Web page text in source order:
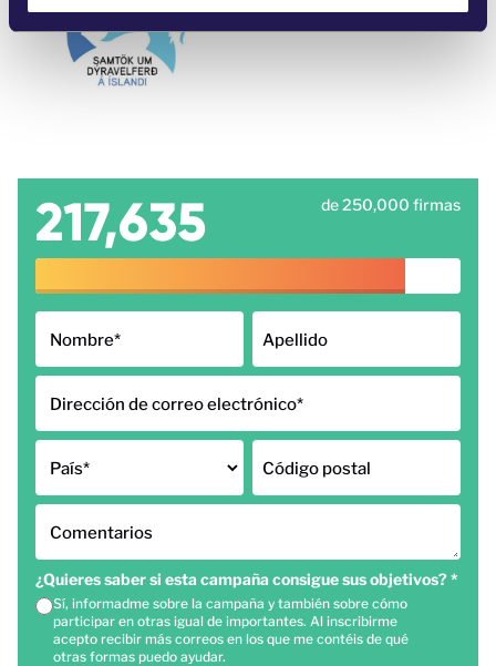
n
217,635 de 250,000 firmas
Nombre* Apellido
Dirección de correo electrónico*
País* Código postal
Comentarios
¿Quieres saber si esta campaña consigue sus objetivos? *
Sí, informadme sobre la campaña y también sobre cómo
participar en otras igual de importantes. Al inscribirme
acepto recibir más correos en los que me contéis de qué
otras formas puedo ayudar.